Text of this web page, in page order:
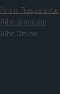
Amm. Trasparente
Albo sindacale
Albo Online